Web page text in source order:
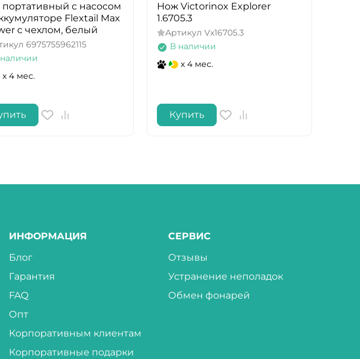
с насосом
Flextail Max
с чехлом, белый
6975755962115
x 4 мес.
Нож Victorinox Explorer
1.6705.3
Артикул Vx16705.3
В наличии
x 4 мес.
Купить
ИНФОРМАЦИЯ
Блог
Гарантия
FAQ
Опт
Корпоративным клиентам
Корпоративные подарки
СЕРВИС
Отзывы
Устранение неполадок
Обмен фонарей